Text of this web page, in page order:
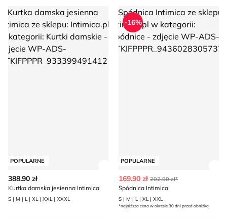
damska jesienna Intimica
POPULARNE
388.90 zł
Kurtka damska jesienna Intimica
S | M | L | XL | XXL | XXXL
Spódnica Intimica
POPULARNE
-16%
169.90 zł 202.90 zł*
Spódnica Intimica
S | M | L | XL | XXL
*najniższa cena w okresie 30 dni przed obniżką